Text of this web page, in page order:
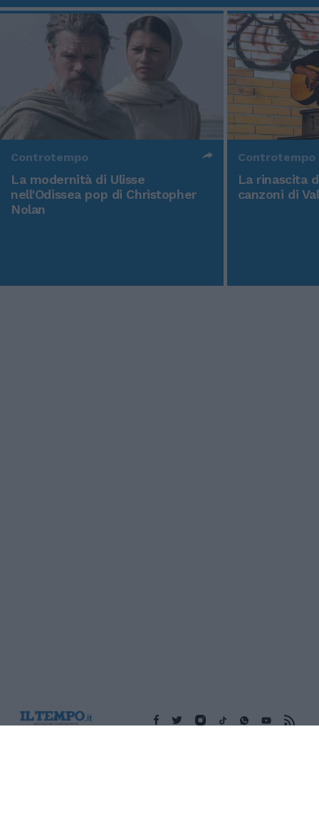
Controtempo
La modernità di Ulisse
nell'Odissea pop di Christopher
Nolan
Controtempo
La rinascita
canzoni di